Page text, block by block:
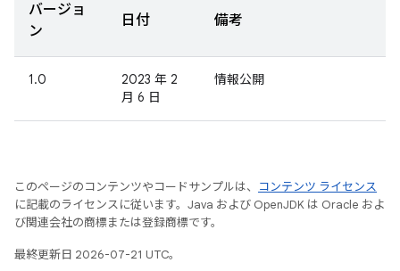
バージョ
ン
日付 備考
1.0
2023 年 2
月 6 日
情報公開
このページのコンテンツやコードサンプルは、
コンテンツ ライセンス
に記載のライセンスに従います。Java および OpenJDK は Oracle およ
び関連会社の商標または登録商標です。
最終更新日 2026-07-21 UTC。